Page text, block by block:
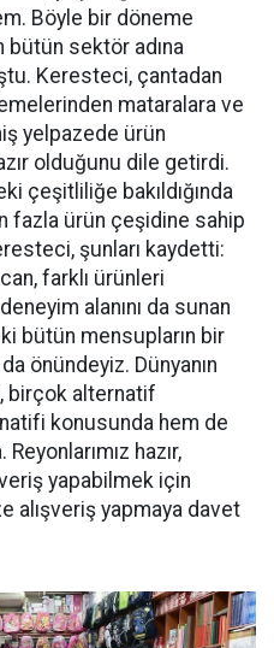
Böyle bir döneme
bütün sektör adına
Keresteci, çantadan
mataralara ve
yelpazede ürün
olduğunu dile getirdi.
çeşitliliğe bakıldığında
fazla ürün çeşidine sahip
şunları kaydetti:
farklı ürünleri
alanını da sunan
bütün mensupların bir
önündeyiz. Dünyanın
birçok alternatif
konusunda hem de
hazır,
yapabilmek için
alışveriş yapmaya davet